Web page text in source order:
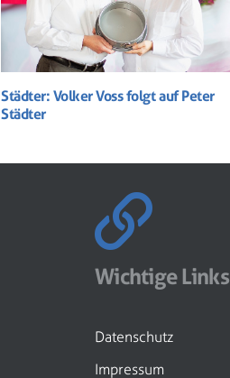
Städter: Volker Voss folgt auf Peter
Städter
Wichtige Links
Datenschutz
Impressum